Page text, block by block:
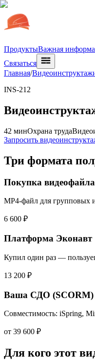
ПродуктыВажная
Связаться
Главная/
INS-212
42 минОхрана труда
Запросить
Три формата
Покупка видеофайла
MP4-файл для групповых
6 600 ₽
Платформа Эконавт
Купил один раз —
13 200 ₽
Ваша СДО (SCORM)
Совместимость: iSpring,
от 39 600 ₽
Для кого этот